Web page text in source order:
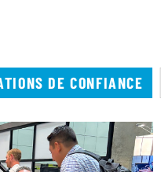
DE CONFIANCE